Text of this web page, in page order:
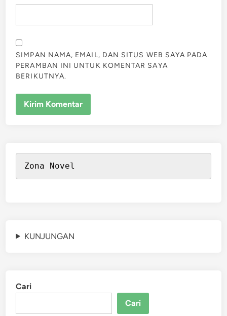
SIMPAN NAMA, EMAIL, DAN SITUS WEB SAYA PADA
PERAMBAN INI UNTUK KOMENTAR SAYA
BERIKUTNYA.
Zona Novel
KUNJUNGAN
Cari
Cari